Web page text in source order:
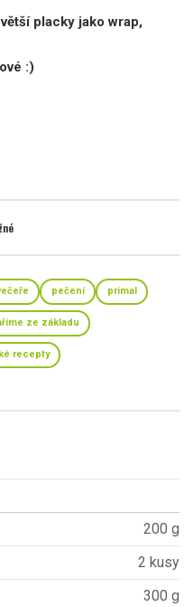
placky jako wrap,
:)
pečení primal
ze základu
recepty
200 g
2 kusy
300 g